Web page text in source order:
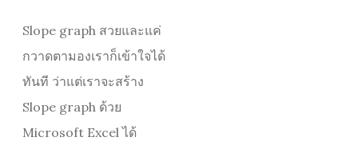
Slope graph สวยและแค่
กวาดตามองเราก็เข้าใจได้
ทันที ว่าแต่เราจะสร้าง
Slope graph ด้วย
Microsoft Excel ได้